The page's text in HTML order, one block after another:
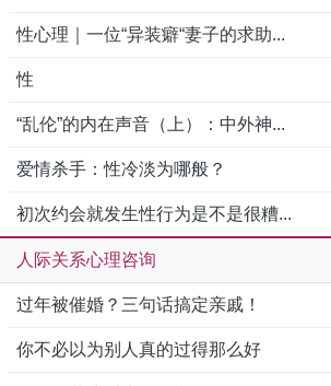
性心理｜一位“异装癖“妻子的求助...
性
“乱伦”的内在声音（上）：中外神...
爱情杀手：性冷淡为哪般？
初次约会就发生性行为是不是很糟...
人际关系心理咨询
过年被催婚？三句话搞定亲戚！
你不必以为别人真的过得那么好